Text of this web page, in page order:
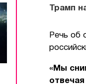
Трамп
Речь об
«Мы